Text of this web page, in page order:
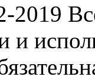
2019
и